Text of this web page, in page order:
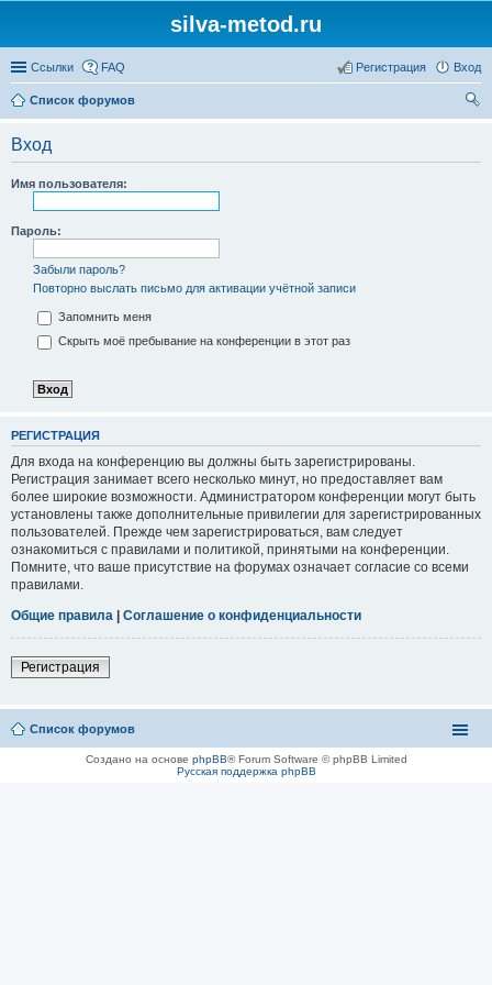
silva-metod.ru
Ссылки FAQ Вход
Регистрация
Список форумов
Вход
Имя пользователя:
Пароль:
Забыли пароль?
Повторно выслать письмо для активации учётной записи
Запомнить меня
Скрыть моё пребывание на конференции в этот раз
РЕГИСТРАЦИЯ
Для входа на конференцию вы должны быть зарегистрированы.
Регистрация занимает всего несколько минут, но предоставляет вам
более широкие возможности. Администратором конференции могут быть
установлены также дополнительные привилегии для зарегистрированных
пользователей. Прежде чем зарегистрироваться, вам следует
ознакомиться с правилами и политикой, принятыми на конференции.
Помните, что ваше присутствие на форумах означает согласие со всеми
правилами.
Общие правила | Соглашение о конфиденциальности
Регистрация
Список форумов
Создано на основе phpBB® Forum Software © phpBB Limited
Русская поддержка phpBB